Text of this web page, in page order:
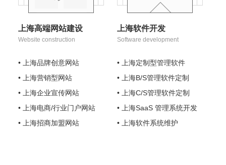
上海高端网站建设
Website construction
• 上海品牌创意网站
• 上海营销型网站
• 上海企业宣传网站
• 上海电商/行业门户网站
• 上海招商加盟网站
上海软件开发
Software development
• 上海定制型管理软件
• 上海B/S管理软件定制
• 上海C/S管理软件定制
• 上海SaaS 管理系统开发
• 上海软件系统维护